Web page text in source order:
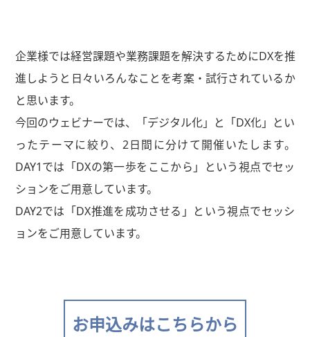
企業様では経営課題や業務課題を解決するためにDXを推
進しようと日々いろんなことを考案・試行されているか
と思います。
今回のウェビナーでは、「デジタル化」と「DX化」とい
ったテーマに絞り、2日間に分けて開催いたします。
DAY1では「DXの第一歩をここから」という視点でセッ
ションをご用意しています。
DAY2では「DX推進を成功させる」という視点でセッシ
ョンをご用意しています。
お申込みはこちらから